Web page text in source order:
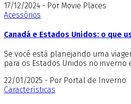
17/12/2024 - Por Movie Places
Acessórios
Canadá e Estados Unidos: o que
Se você está planejando uma
para os Estados Unidos no inverno
22/01/2025 - Por Portal de Inverno
Características